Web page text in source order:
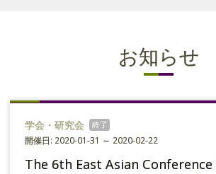
お知らせ
学会・研究会
開催日: 2020-01-31 ～ 2020-02-22
The 6th East Asian